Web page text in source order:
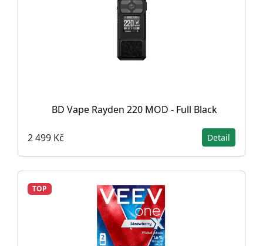
BD Vape Rayden 220 MOD - Full Black
2 499 Kč Detail
TOP